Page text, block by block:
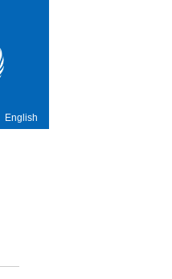
English